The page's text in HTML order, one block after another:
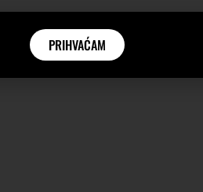
INTERVJUI AKTUALNO
PRIHVAĆAM